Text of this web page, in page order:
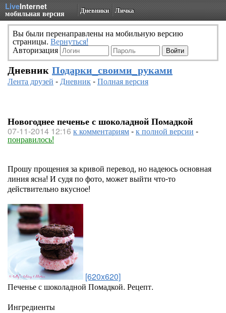
LiveInternet
мобильная версия Дневники Личка
Вы были перенаправлены на мобильную версию
страницы. Вернуться!
Авторизация
Дневник Подарки_своими_руками
Лента друзей -Дневник-Полная версия
Новогоднее печенье с шоколадной Помадкой
07-11-2014 12:16 к комментариям-к полной версии -
понравилось!
Прошу прощения за кривой перевод, но надеюсь основная
линия ясна! И судя по фото, может выйти что-то
действительно вкусное!
[620x620]
Печенье с шоколадной Помадкой. Рецепт.
Ингредиенты